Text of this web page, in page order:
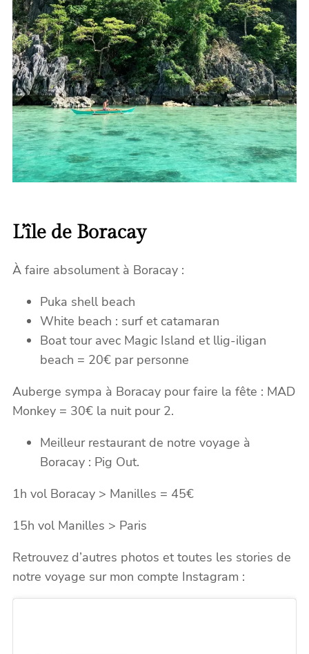
L’île de Boracay
À faire absolument à Boracay :
Puka shell beach
White beach : surf et catamaran
Boat tour avec Magic Island et llig-iligan
beach = 20€ par personne
Auberge sympa à Boracay pour faire la fête : MAD
Monkey = 30€ la nuit pour 2.
Meilleur restaurant de notre voyage à
Boracay : Pig Out.
1h vol Boracay > Manilles = 45€
15h vol Manilles > Paris
Retrouvez d’autres photos et toutes les stories de
notre voyage sur mon compte Instagram :